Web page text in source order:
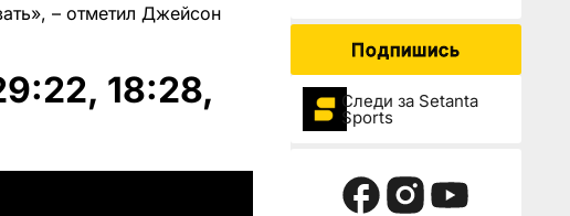
– отметил Джейсон
18:28,
Подпишись
Следи за Setanta
Sports